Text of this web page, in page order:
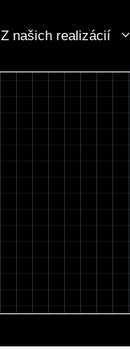
Z našich realizácií